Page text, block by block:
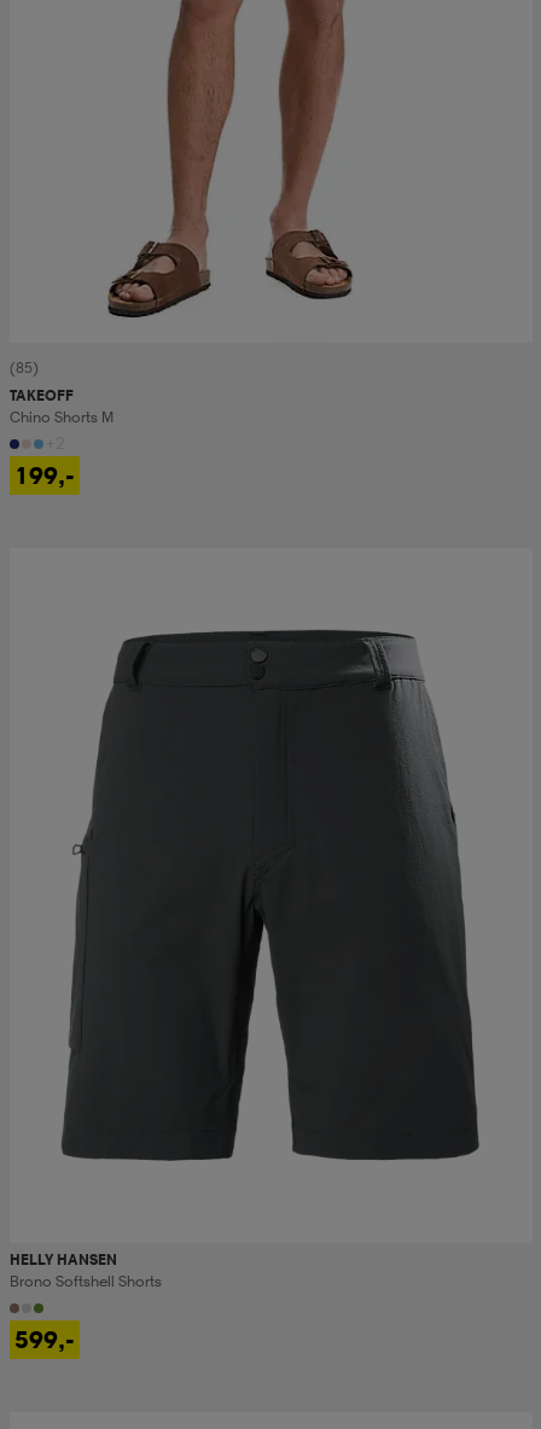
(85)
TAKEOFF
Chino Shorts M
199,-
HELLY HANSEN
Brono Softshell Shorts
599,-